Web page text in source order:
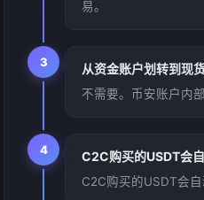
易。
3 从资金账户划转到现
不需要。币安账户内
4 C2C购买的USDT会
C2C购买的USDT会